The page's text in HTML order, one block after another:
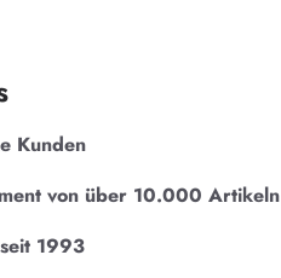
Kunden
von über 10.000 Artikeln
1993